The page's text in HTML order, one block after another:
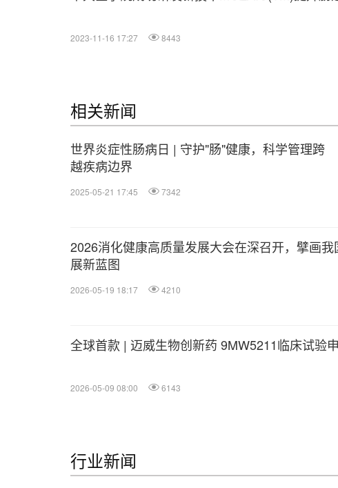
2023-11-16 17:27 8443
相关新闻
世界炎症性肠病日 | 守护"肠"健康，科学管理跨
越疾病边界
2025-05-21 17:45 7342
2026消化健康高质量发展大会在深召开，擘画
展新蓝图
2026-05-19 18:17 4210
全球首款 | 迈威生物创新药 9MW5211临床试验
2026-05-09 08:00 6143
行业新闻